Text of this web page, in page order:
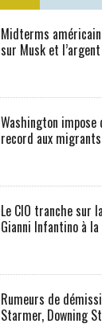
Midterms
sur Musk et l’argent
Washington impose
record aux
Le CIO tranche sur
Gianni Infantino à la
Rumeurs de
Starmer, Downing